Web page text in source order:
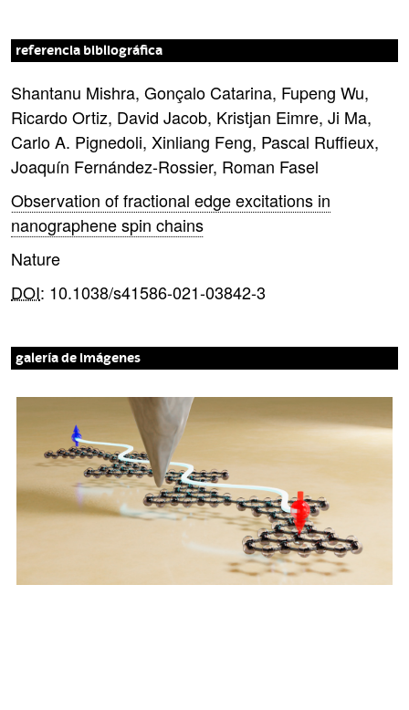
referencia bibliográfica
Shantanu Mishra, Gonçalo Catarina, Fupeng Wu,
Ricardo Ortiz, David Jacob, Kristjan Eimre, Ji Ma,
Carlo A. Pignedoli, Xinliang Feng, Pascal Ruffieux,
Joaquín Fernández-Rossier, Roman Fasel
Observation of fractional edge excitations in
nanographene spin chains
Nature
DOI: 10.1038/s41586-021-03842-3
galería de imágenes